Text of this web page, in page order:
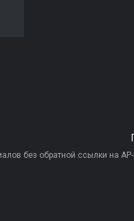
без обратной ссылки на